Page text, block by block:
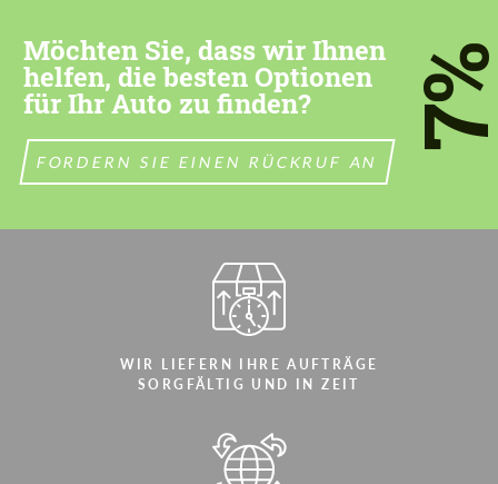
Möchten Sie, dass wir Ihnen
helfen, die besten Optionen
für Ihr Auto zu finden?
FORDERN SIE EINEN RÜCKRUF AN
WIR LIEFERN IHRE AUFTRÄGE
SORGFÄLTIG UND IN ZEIT
KONTAKTIEREN SIE MICH
Wir sprechen Ihre Sprache
Stimmen Sie der Verarbeitung der
KONTAKTIEREN SIE MICH
Wir sprechen Ihre Sprache